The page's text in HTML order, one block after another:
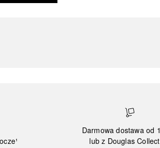
Darmowa dostawa od
lub z Douglas